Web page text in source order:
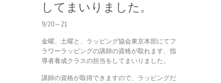
してまいりました。
9/20～21
金曜、土曜と、ラッピング協会東京本部にてフ
ラワーラッピングの講師の資格が取れます、指
導者養成クラスの担当をしてまいりました。
講師の資格が取得できますので、ラッピングだ